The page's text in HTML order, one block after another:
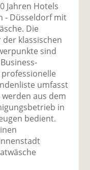
Jahren Hotels
- Düsseldorf mit
Die
klassischen
sind
umfasst
aus dem
in
bedient.